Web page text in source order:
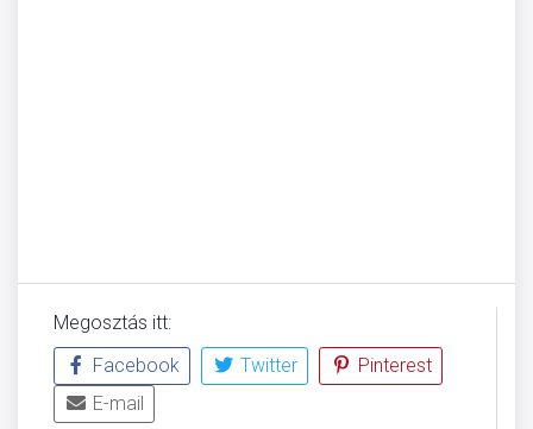
Megosztás itt:
Facebook
Twitter
Pinterest
E-mail